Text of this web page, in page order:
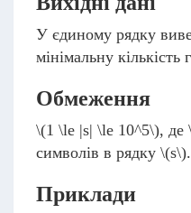
У єдиному рядку
мінімальну кількість
Обмеження
\(1 \le |s| \le 10^5\), де
символів в рядку \(s\).
Приклади